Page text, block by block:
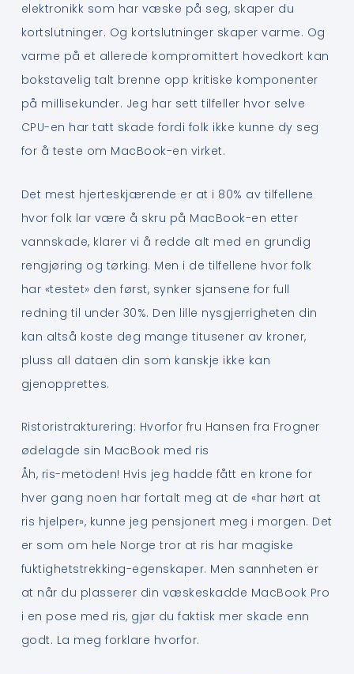
elektronikk som har væske på seg, skaper du
kortslutninger. Og kortslutninger skaper varme. Og
varme på et allerede kompromittert hovedkort kan
bokstavelig talt brenne opp kritiske komponenter
på millisekunder. Jeg har sett tilfeller hvor selve
CPU-en har tatt skade fordi folk ikke kunne dy seg
for å teste om MacBook-en virket.
Det mest hjerteskjærende er at i 80% av tilfellene
hvor folk lar være å skru på MacBook-en etter
vannskade, klarer vi å redde alt med en grundig
rengjøring og tørking. Men i de tilfellene hvor folk
har «testet» den først, synker sjansene for full
redning til under 30%. Den lille nysgjerrigheten din
kan altså koste deg mange titusener av kroner,
pluss all dataen din som kanskje ikke kan
gjenopprettes.
Ristoristrakturering: Hvorfor fru Hansen fra Frogner
ødelagde sin MacBook med ris
Åh, ris-metoden! Hvis jeg hadde fått en krone for
hver gang noen har fortalt meg at de «har hørt at
ris hjelper», kunne jeg pensjonert meg i morgen. Det
er som om hele Norge tror at ris har magiske
fuktighetstrekking-egenskaper. Men sannheten er
at når du plasserer din væskeskadde MacBook Pro
i en pose med ris, gjør du faktisk mer skade enn
godt. La meg forklare hvorfor.